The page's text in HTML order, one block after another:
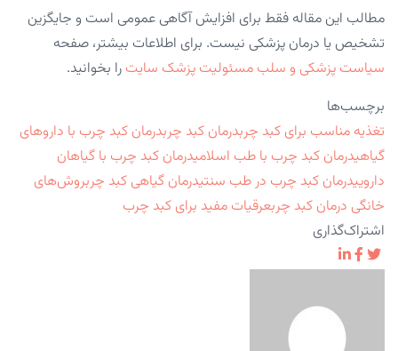
مطالب این مقاله فقط برای افزایش آگاهی عمومی است و جایگزین
تشخیص یا درمان پزشکی نیست. برای اطلاعات بیشتر، صفحه
سیاست پزشکی و سلب مسئولیت پزشک سایت را بخوانید.
برچسب‌ها
تغذیه مناسب برای کبد چربدرمان کبد چربدرمان کبد چرب با داروهای
گیاهیدرمان کبد چرب با طب اسلامیدرمان کبد چرب با گیاهان
داروییدرمان کبد چرب در طب سنتیدرمان گیاهی کبد چربروش‌های
خانگی درمان کبد چربعرقیات مفید برای کبد چرب
اشتراک‌گذاری